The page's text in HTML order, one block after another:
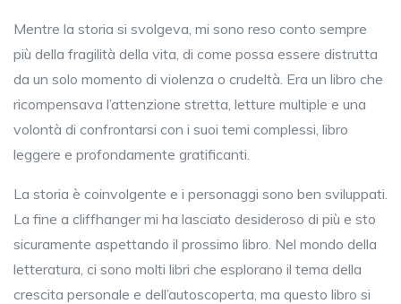
Mentre la storia si svolgeva, mi sono reso conto sempre
più della fragilità della vita, di come possa essere distrutta
da un solo momento di violenza o crudeltà. Era un libro che
ricompensava l’attenzione stretta, letture multiple e una
volontà di confrontarsi con i suoi temi complessi, libro
leggere e profondamente gratificanti.
La storia è coinvolgente e i personaggi sono ben sviluppati.
La fine a cliffhanger mi ha lasciato desideroso di più e sto
sicuramente aspettando il prossimo libro. Nel mondo della
letteratura, ci sono molti libri che esplorano il tema della
crescita personale e dell’autoscoperta, ma questo libro si